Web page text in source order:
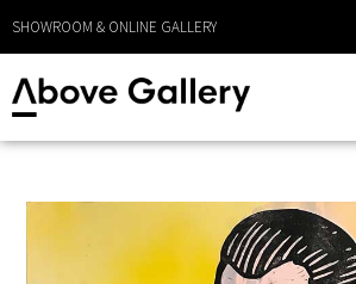
SHOWROOM & ONLINE GALLERY